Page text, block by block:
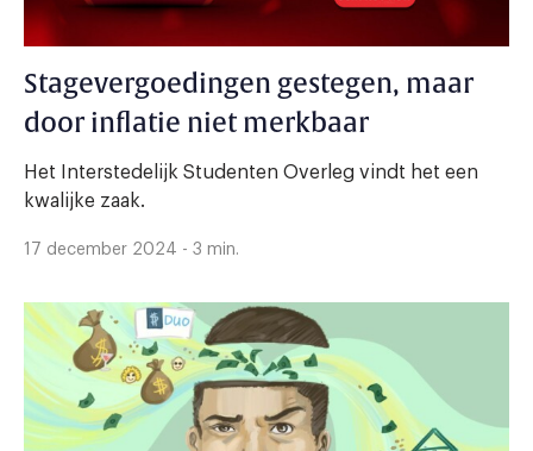
Stagevergoedingen gestegen, maar
door inflatie niet merkbaar
Het Interstedelijk Studenten Overleg vindt het een
kwalijke zaak.
17 december 2024 - 3 min.